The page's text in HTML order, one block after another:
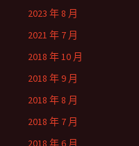
2023 年 8 月
2021 年 7 月
2018 年 10 月
2018 年 9 月
2018 年 8 月
2018 年 7 月
2018 年 6 月